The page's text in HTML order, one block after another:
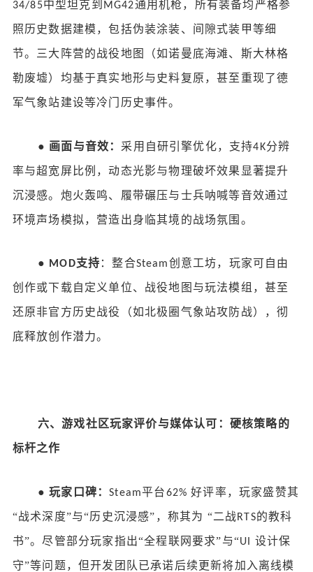
34/85中型坦克到 MG42通用机枪，所有装备均严格参
照历史数据建模，包括伪装涂装、间隙式装甲等细
节。三大阵营的战役地图（如诺曼底海滩、斯大林格
勒废墟）均基于真实地形与史料复原，甚至重现了德
军气象站建设等冷门历史事件。
● 画面与音效： 采用自研引擎优化，支持4K分辨
率与超宽屏比例，动态光影与物理破坏效果显著提升
沉浸感。炮火轰鸣、履带碾压与士兵呐喊等音效通过
环境声场模拟，营造出身临其境的战场氛围。
● MOD支持 ：整合Steam创意工坊，玩家可自由
创作或下载自定义单位、战役地图与玩法模组，甚至
还原非官方历史战役（如北极圈气象站攻防战），彻
底释放创作潜力。
六、游戏社区玩家评价与媒体认可：硬核策略的
标杆之作
● 玩家口碑：Steam平台62%好评率，玩家盛赞其
“战术深度”与“历史沉浸感”，称其为 “二战RTS的教科
书”。尽管部分玩家指出“全程联网要求”与“UI 设计保
守”等问题，但开发团队已承诺后续更新将加入离线模